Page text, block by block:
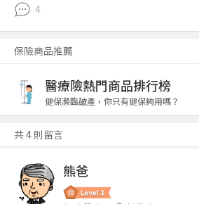
4
保險商品推薦
醫療險熱門商品排行榜
健保瀕臨破產，你只有健保夠用嗎？
共 4 則留言
熊爸